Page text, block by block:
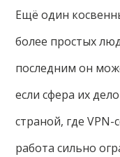
Ещё один
более простых
последним он
если сфера их
страной, где
работа сильно